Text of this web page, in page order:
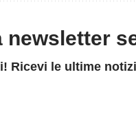
newsletter
Ricevi le ultime